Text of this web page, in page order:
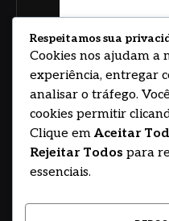
Respeitamos sua
Cookies nos ajudam a
experiência, entregar
analisar o tráfego.
cookies permitir
Clique em Aceitar
Rejeitar Todos para
essenciais.